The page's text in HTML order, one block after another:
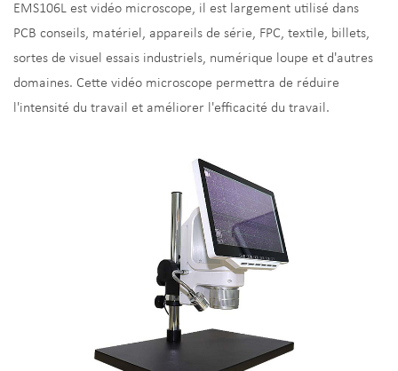
EMS106L est vidéo microscope, il est largement utilisé dans
PCB conseils, matériel, appareils de série, FPC, textile, billets,
sortes de visuel essais industriels, numérique loupe et d'autres
domaines. Cette vidéo microscope permettra de réduire
l'intensité du travail et améliorer l'efficacité du travail.